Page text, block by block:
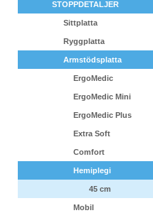
STOPPDETALJER
Sittplatta
Ryggplatta
Armstödsplatta
ErgoMedic
ErgoMedic Mini
ErgoMedic Plus
Extra Soft
Comfort
Hemiplegi
45 cm
Mobil